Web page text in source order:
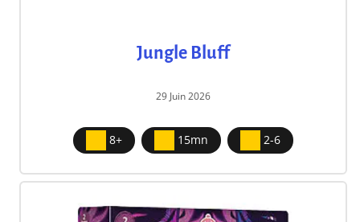
Jungle Bluff
29 Juin 2026
8+ 15mn 2-6